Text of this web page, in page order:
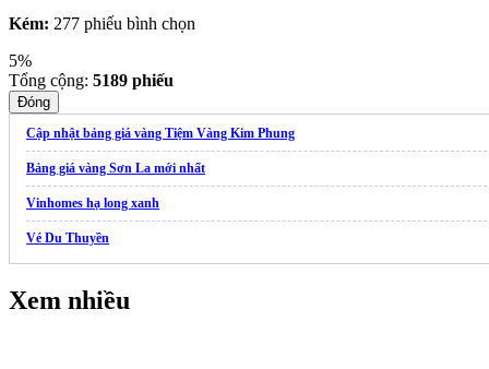
Kém: 277 phiếu bình chọn
5%
Tổng cộng: 5189 phiếu
Đóng
Cập nhật bảng giá vàng Tiệm Vàng Kim Phung
Bảng giá vàng Sơn La mới nhất
Vinhomes hạ long xanh
Vé Du Thuyền
Xem nhiều